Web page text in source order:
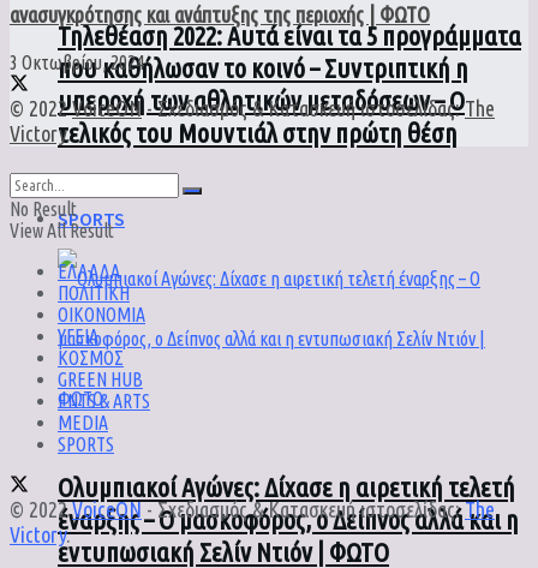
Τηλεθέαση 2022: Αυτά είναι τα 5 προγράμματα
που καθήλωσαν το κοινό – Συντριπτική η
υπεροχή των αθλητικών μεταδόσεων – Ο
τελικός του Μουντιάλ στην πρώτη θέση
SPORTS
Ολυμπιακοί Αγώνες: Δίχασε η αιρετική τελετή
έναρξης – Ο μασκοφόρος, ο Δείπνος αλλά και η
εντυπωσιακή Σελίν Ντιόν | ΦΩΤΟ
ανασυγκρότησης και ανάπτυξης της περιοχής | ΦΩΤΟ
3 Οκτωβρίου, 2024
© 2022VoiceON- Σχεδιασμός & Κατασκευή ιστοσελίδας:The
Victory.
No Result
View All Result
ΕΛΛΑΔΑ
ΠΟΛΙΤΙΚΗ
ΟΙΚΟΝΟΜΙΑ
ΥΓΕΙΑ
ΚΟΣΜΟΣ
GREEN HUB
ENTS & ARTS
MEDIA
SPORTS
© 2022VoiceON- Σχεδιασμός & Κατασκευή ιστοσελίδας:The
Victory.